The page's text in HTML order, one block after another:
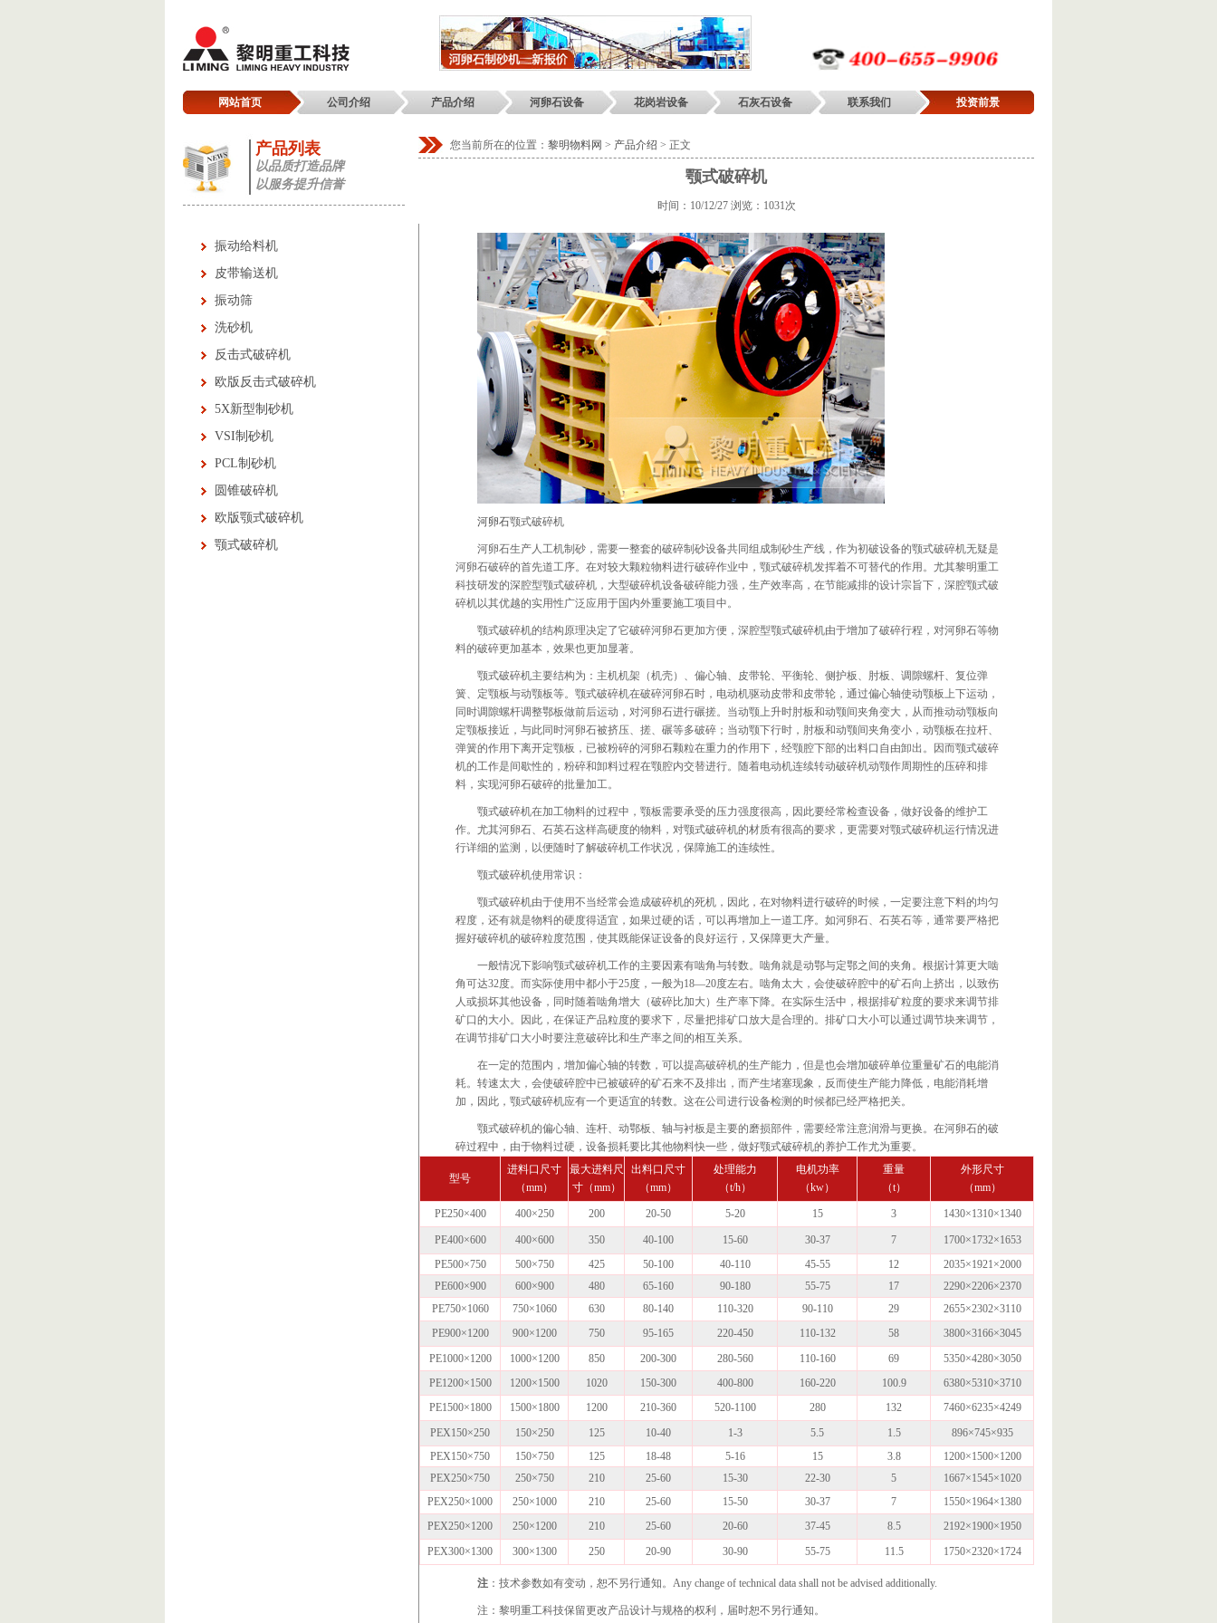
网站首页 公司介绍 产品介绍 河卵石设备 花岗岩设备 石灰石设备 联系我们 投资前景
产品列表
以品质打造品牌
以服务提升信誉
振动给料机
皮带输送机
振动筛
洗砂机
反击式破碎机
欧版反击式破碎机
5X新型制砂机
VSI制砂机
PCL制砂机
圆锥破碎机
欧版颚式破碎机
颚式破碎机
您当前所在的位置： 黎明物料网 > 产品介绍 > 正文
颚式破碎机
时间：10/12/27 浏览： 1031次
河卵石颚式破碎机
河卵石生产人工机制砂，需要一整套的破碎制砂设备共同组成制砂生产线，作为初破设备的颚式破碎机无疑是
河卵石破碎的首先道工序。在对较大颗粒物料进行破碎作业中，颚式破碎机发挥着不可替代的作用。尤其黎明重工
科技研发的深腔型颚式破碎机，大型破碎机设备破碎能力强，生产效率高，在节能减排的设计宗旨下，深腔颚式破
碎机以其优越的实用性广泛应用于国内外重要施工项目中。
颚式破碎机的结构原理决定了它破碎河卵石更加方便，深腔型颚式破碎机由于增加了破碎行程，对河卵石等物
料的破碎更加基本，效果也更加显著。
颚式破碎机主要结构为：主机机架（机壳）、偏心轴、皮带轮、平衡轮、侧护板、肘板、调隙螺杆、复位弹
簧、定颚板与动颚板等。颚式破碎机在破碎河卵石时，电动机驱动皮带和皮带轮，通过偏心轴使动颚板上下运动，
同时调隙螺杆调整鄂板做前后运动，对河卵石进行碾搓。当动颚上升时肘板和动颚间夹角变大，从而推动动颚板向
定颚板接近，与此同时河卵石被挤压、搓、碾等多破碎；当动颚下行时，肘板和动颚间夹角变小，动颚板在拉杆、
弹簧的作用下离开定颚板，已被粉碎的河卵石颗粒在重力的作用下，经颚腔下部的出料口自由卸出。因而颚式破碎
机的工作是间歇性的，粉碎和卸料过程在颚腔内交替进行。随着电动机连续转动破碎机动颚作周期性的压碎和排
料，实现河卵石破碎的批量加工。
颚式破碎机在加工物料的过程中，颚板需要承受的压力强度很高，因此要经常检查设备，做好设备的维护工
作。尤其河卵石、石英石这样高硬度的物料，对颚式破碎机的材质有很高的要求，更需要对颚式破碎机运行情况进
行详细的监测，以便随时了解破碎机工作状况，保障施工的连续性。
颚式破碎机使用常识：
颚式破碎机由于使用不当经常会造成破碎机的死机，因此，在对物料进行破碎的时候，一定要注意下料的均匀
程度，还有就是物料的硬度得适宜，如果过硬的话，可以再增加上一道工序。如河卵石、石英石等，通常要严格把
握好破碎机的破碎粒度范围，使其既能保证设备的良好运行，又保障更大产量。
一般情况下影响颚式破碎机工作的主要因素有啮角与转数。啮角就是动鄂与定鄂之间的夹角。根据计算更大啮
角可达32度。而实际使用中都小于25度，一般为18—20度左右。啮角太大，会使破碎腔中的矿石向上挤出，以致伤
人或损坏其他设备，同时随着啮角增大（破碎比加大）生产率下降。在实际生活中，根据排矿粒度的要求来调节排
矿口的大小。因此，在保证产品粒度的要求下，尽量把排矿口放大是合理的。排矿口大小可以通过调节块来调节，
在调节排矿口大小时要注意破碎比和生产率之间的相互关系。
在一定的范围内，增加偏心轴的转数，可以提高破碎机的生产能力，但是也会增加破碎单位重量矿石的电能消
耗。转速太大，会使破碎腔中已被破碎的矿石来不及排出，而产生堵塞现象，反而使生产能力降低，电能消耗增
加，因此，颚式破碎机应有一个更适宜的转数。这在公司进行设备检测的时候都已经严格把关。
颚式破碎机的偏心轴、连杆、动鄂板、轴与衬板是主要的磨损部件，需要经常注意润滑与更换。在河卵石的破
碎过程中，由于物料过硬，设备损耗要比其他物料快一些，做好颚式破碎机的养护工作尤为重要。
型号
进料口尺寸
（mm）
最大进料尺
寸（mm）
出料口尺寸
（mm）
处理能力
（t/h）
电机功率
（kw）
重量
（t）
外形尺寸
（mm）
PE250×400 400×250 200 20-50 5-20 15 3 1430×1310×1340
PE400×600 400×600 350 40-100 15-60 30-37 7
1700×1732×1653
PE500×750
500×750 425 50-100 40-110 45-55 12
2035×1921×2000
PE600×900
600×900 480 65-160 90-180 55-75 17
2290×2206×2370
PE750×1060
750×1060 630 80-140 110-320 90-110 29
2655×2302×3110
PE900×1200
900×1200 750 95-165 220-450 110-132 58
3800×3166×3045
PE1000×1200
1000×1200 850 200-300 280-560 110-160 69
5350×4280×3050
PE1200×1500
1200×1500 1020 150-300 400-800 160-220 100.9
6380×5310×3710
PE1500×1800
1500×1800 1200 210-360 520-1100 280 132
7460×6235×4249
PEX150×250
150×250 125 10-40 1-3 5.5 1.5
896×745×935
PEX150×750
150×750 125 18-48 5-16 15 3.8
1200×1500×1200
PEX250×750
250×750 210 25-60 15-30 22-30 5
1667×1545×1020
PEX250×1000
250×1000 210 25-60 15-50 30-37 7
1550×1964×1380
PEX250×1200
250×1200 210 25-60 20-60 37-45 8.5
2192×1900×1950
PEX300×1300
300×1300 250 20-90 30-90 55-75 11.5 1750×2320×1724
注：技术参数如有变动，恕不另行通知。Any change of technical data shall not be advised additionally.
注：黎明重工科技保留更改产品设计与规格的权利，届时恕不另行通知。